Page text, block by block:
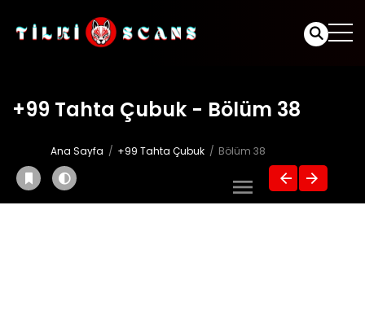
+99 Tahta Çubuk - Bölüm 38
Ana Sayfa +99 Tahta Çubuk Bölüm 38